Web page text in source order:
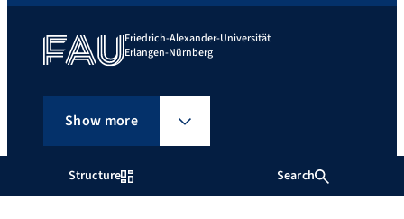
Structure Search
Friedrich-Alexander-Universität
Erlangen-Nürnberg
Show more